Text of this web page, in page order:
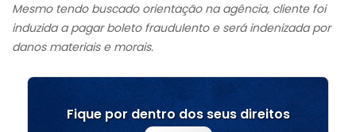
Mesmo tendo buscado orientação na agência, cliente foi
induzida a pagar boleto fraudulento e será indenizada por
danos materiais e morais.
Fique por dentro dos seus direitos